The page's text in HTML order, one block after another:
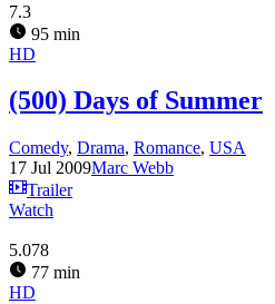
7.3
95 min
HD
(500) Days of Summer
Comedy, Drama, Romance, USA
17 Jul 2009Marc Webb
Trailer
Watch
5.078
77 min
HD